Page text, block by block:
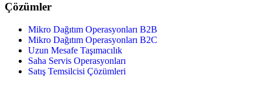
Çözümler
Mikro Dağıtım Operasyonları B2B
Mikro Dağıtım Operasyonları B2C
Uzun Mesafe Taşımacılık
Saha Servis Operasyonları
Satış Temsilcisi Çözümleri